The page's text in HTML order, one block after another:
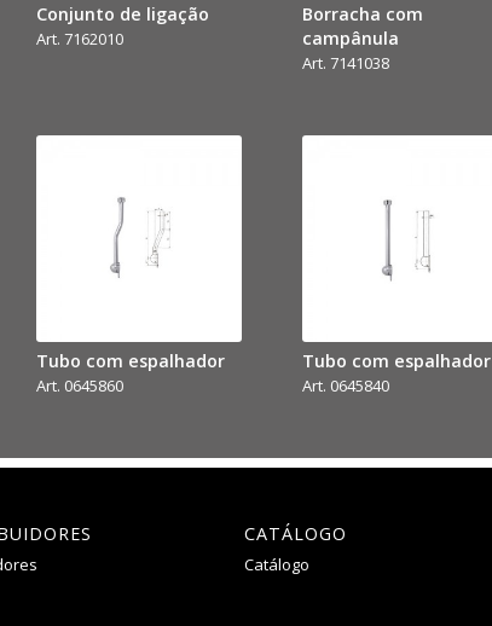
Conjunto de ligação
Art. 7162010
Borracha com
campânula
Art. 7141038
Tubo com espalhador
Art. 0645860
Tubo com espalhador
Art. 0645840
CATÁLOGO
Catálogo